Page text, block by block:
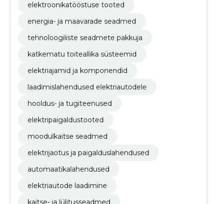
elektroonikatööstuse tooted
energia- ja maavarade seadmed
tehnoloogiliste seadmete pakkuja
katkematu toiteallika süsteemid
elektriajamid ja komponendid
laadimislahendused elektriautodele
hooldus- ja tugiteenused
elektripaigaldustooted
moodulkaitse seadmed
elektrijaotus ja paigalduslahendused
automaatikalahendused
elektriautode laadimine
kaitse- ja lülitusseadmed